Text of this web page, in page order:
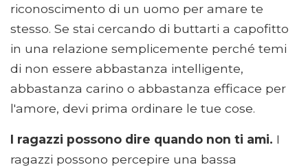
riconoscimento di un uomo per amare te
stesso. Se stai cercando di buttarti a capofitto
in una relazione semplicemente perché temi
di non essere abbastanza intelligente,
abbastanza carino o abbastanza efficace per
l'amore, devi prima ordinare le tue cose.
I ragazzi possono dire quando non ti ami. I
ragazzi possono percepire una bassa